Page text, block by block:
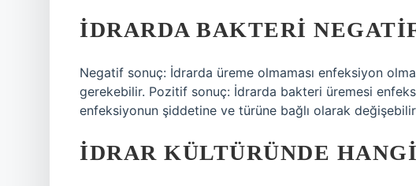
İDRARDA BAKTERI
Negatif sonuç: İdrarda üreme olmaması enfeksiyon
gerekebilir. Pozitif sonuç: İdrarda bakteri üremesi
enfeksiyonun şiddetine ve türüne bağlı olarak
İDRAR KÜLTÜRÜNDE